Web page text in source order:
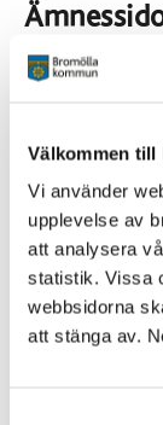
Välkommen till
Vi använder
upplevelse av
att analysera
statistik. Vissa
webbsidorna
att stänga av.
Platser
Alla platser